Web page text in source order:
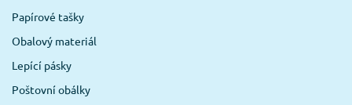
Papírové tašky
Obalový materiál
Lepící pásky
Poštovní obálky